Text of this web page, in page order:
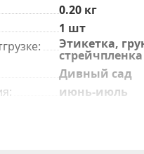
0.20 кг
1 шт
: Этикетка,
стрейчпленка
Дивный сад
:
июнь-июль